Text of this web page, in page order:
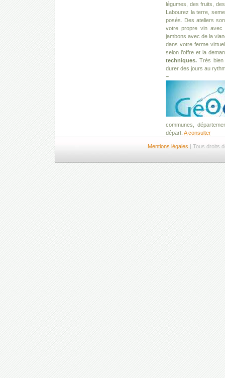
légumes, des fruits,
Labourez la terre,
posés. Des ateliers
votre propre vin avec
jambons avec de la
dans votre ferme
selon l’offre et la
techniques. Très bien
durer des jours au
–
communes,
départ. A consulter
Mentions légales | Tous droits